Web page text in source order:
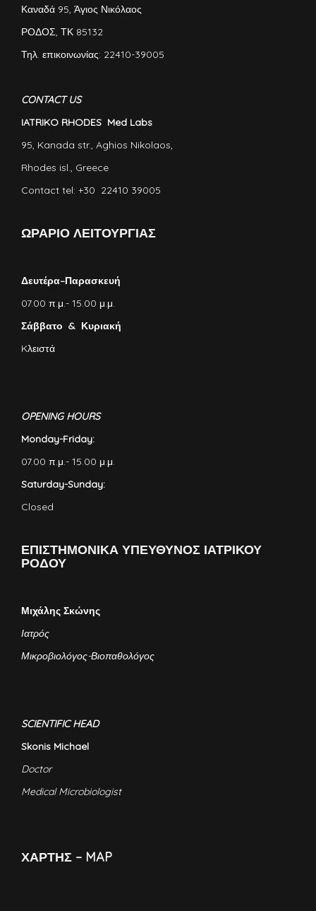
Καναδά 95, Άγιος Νικόλαος
ΡΟΔΟΣ, ΤΚ 85132
Τηλ. επικοινωνίας: 22410-39005
CONTACT US
IATRIKO RHODES Med Labs
95, Kanada str., Aghios Nikolaos,
Rhodes isl., Greece
Contact tel: +30 22410 39005
ΩΡΑΡΙΟ ΛΕΙΤΟΥΡΓΙΑΣ
Δευτέρα–Παρασκευή
07.00 π.μ.- 15.00 μ.μ.
Σάββατο & Κυριακή
Kλειστά
OPENING HOURS
Monday-Friday:
07.00 π.μ.- 15.00 μ.μ.
Saturday-Sunday:
Closed
ΕΠΙΣΤΗΜΟΝΙΚΑ ΥΠΕΥΘΥΝΟΣ ΙΑΤΡΙΚΟΥ
ΡΟΔΟΥ
Μιχάλης Σκώνης
Ιατρός
Μικροβιολόγος-Βιοπαθολόγος
SCIENTIFIC HEAD
Skonis Michael
Doctor
Medical Microbiologist
ΧΑΡΤΗΣ – MAP